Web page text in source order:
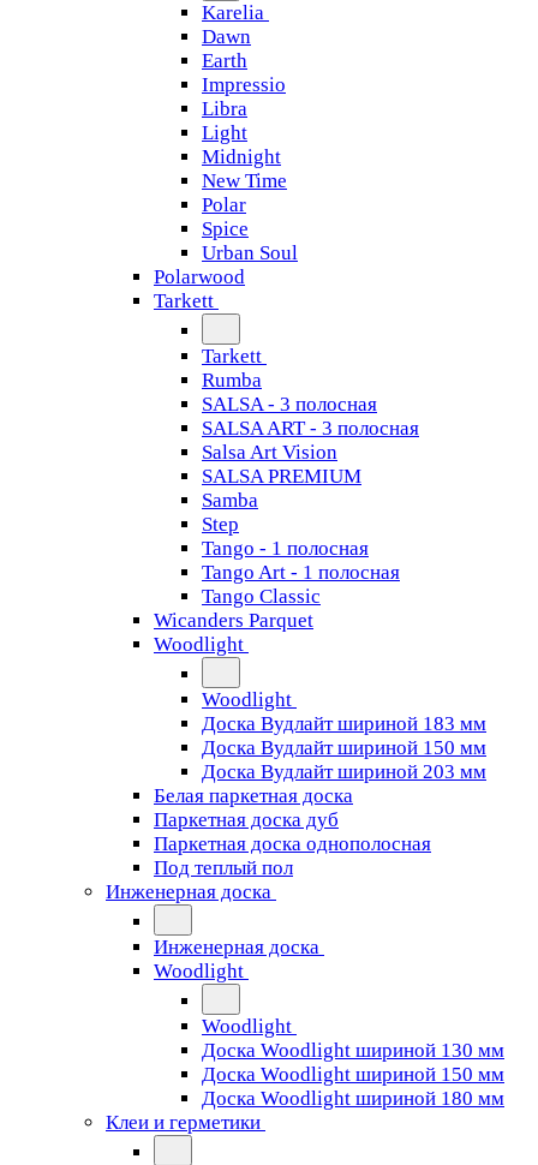
Karelia
Dawn
Earth
Impressio
Libra
Light
Midnight
New Time
Polar
Spice
Urban Soul
Polarwood
Tarkett
Tarkett
Rumba
SALSA - 3 полосная
SALSA ART - 3 полосная
Salsa Art Vision
SALSA PREMIUM
Samba
Step
Tango - 1 полосная
Tango Art - 1 полосная
Tango Classiс
Wicanders Parquet
Woodlight
Woodlight
Доска Вудлайт шириной 183 мм
Доска Вудлайт шириной 150 мм
Доска Вудлайт шириной 203 мм
Белая паркетная доска
Паркетная доска дуб
Паркетная доска однополосная
Под теплый пол
Инженерная доска
Инженерная доска
Woodlight
Woodlight
Доска Woodlight шириной 130 мм
Доска Woodlight шириной 150 мм
Доска Woodlight шириной 180 мм
Клеи и герметики